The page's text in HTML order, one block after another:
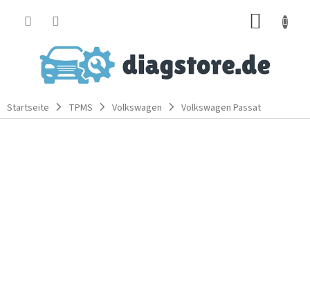
Startseite TPMS Volkswagen Volkswagen Passat